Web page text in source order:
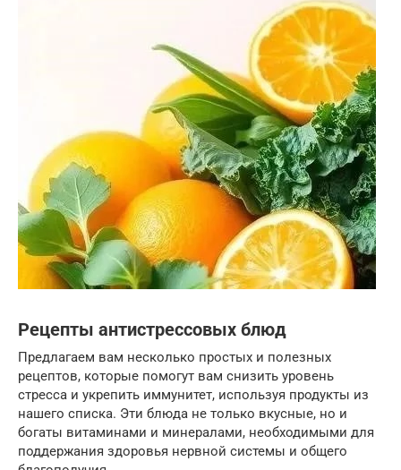
Рецепты антистрессовых блюд
Предлагаем вам несколько простых и полезных
рецептов, которые помогут вам снизить уровень
стресса и укрепить иммунитет, используя продукты из
нашего списка. Эти блюда не только вкусные, но и
богаты витаминами и минералами, необходимыми для
поддержания здоровья нервной системы и общего